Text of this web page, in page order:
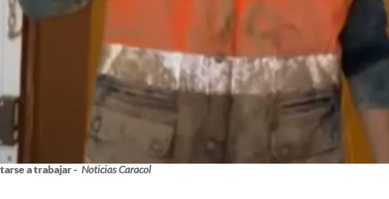
a trabajar - Noticias Caracol